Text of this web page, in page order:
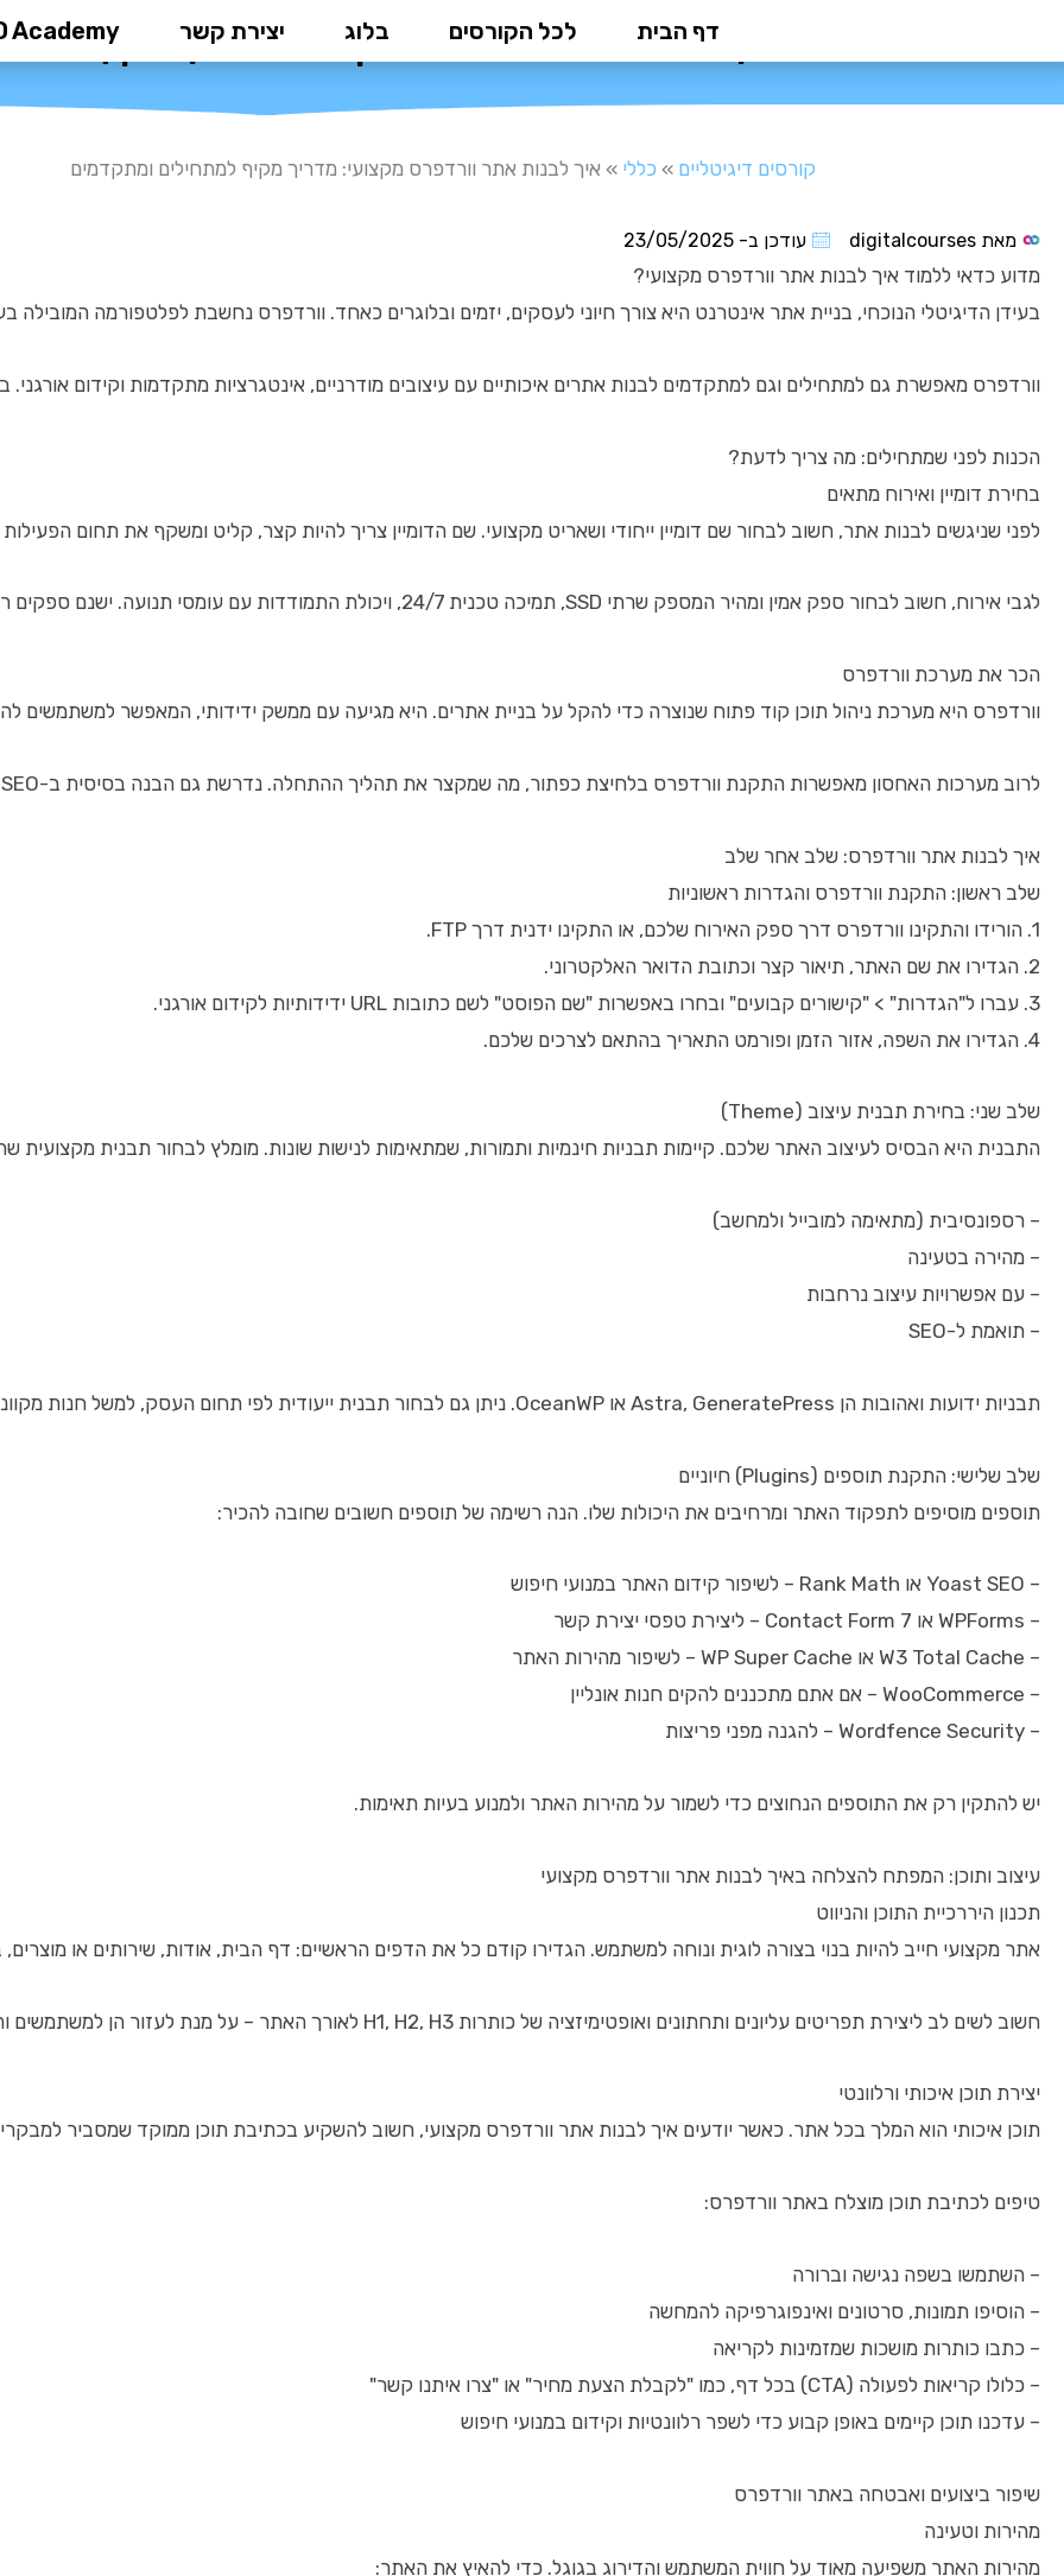
דף הבית לכל הקורסים בלוג יצירת קשר Academyאיך לבנות אתר וורדפרס מקצועי: מדריך מקיף
קורסים דיגיטליים » כללי » איך לבנות אתר וורדפרס מקצועי: מדריך מקיף למתחילים ומתקדמים
מאת עודכן ב- 23/05/2025
מדוע כדאי ללמוד איך לבנות אתר וורדפרס מקצועי?
בעידן הדיגיטלי הנוכחי, בניית אתר אינטרנט היא צורך חיוני לעסקים, יזמים ובלוגרים כאחד. וורדפרס נחשבת לפלטפורמה
וורדפרס מאפשרת גם למתחילים וגם למתקדמים לבנות אתרים איכותיים עם עיצובים מודרניים, אינטגרציות מתקדמות וקידום
הכנות לפני שמתחילים: מה צריך לדעת?
בחירת דומיין ואירוח מתאים
לפני שניגשים לבנות אתר, חשוב לבחור שם דומיין ייחודי ושאריט מקצועי. שם הדומיין צריך להיות קצר, קליט ומשקף את תחום
לגבי אירוח, חשוב לבחור ספק אמין ומהיר המספק שרתי SSD, תמיכה טכנית 24/7, ויכולת התמודדות עם עומסי תנועה. ישנם ספקים רבים בשוק כמו SiteGround, Bluehost או אירוח ישראלי עם תמיכה בעברית.
הכר את מערכת וורדפרס
וורדפרס היא מערכת ניהול תוכן קוד פתוח שנוצרה כדי להקל על בניית אתרים. היא מגיעה עם ממשק ידידותי, המאפשר למשתמשים
לרוב מערכות האחסון מאפשרות התקנת וורדפרס בלחיצת כפתור, מה שמקצר את תהליך ההתחלה. נדרשת גם הבנה בסיסית ב-SEO כדי לבנות אתר שמותאם למנועי חיפוש.
איך לבנות אתר וורדפרס: שלב אחר שלב
שלב ראשון: התקנת וורדפרס והגדרות ראשוניות
1. הורידו והתקינו וורדפרס דרך ספק האירוח שלכם, או התקינו ידנית דרך FTP.
2. הגדירו את שם האתר, תיאור קצר וכתובת הדואר האלקטרוני.
3. עברו ל"הגדרות" > "קישורים קבועים" ובחרו באפשרות "שם הפוסט" לשם כתובות URL ידידותיות לקידום אורגני.
4. הגדירו את השפה, אזור הזמן ופורמט התאריך בהתאם לצרכים שלכם.
שלב שני: בחירת תבנית עיצוב (Theme)
התבנית היא הבסיס לעיצוב האתר שלכם. קיימות תבניות חינמיות ותמורות, שמתאימות לנישות שונות. מומלץ לבחור תבנית מקצועית
– רספונסיבית (מתאימה למובייל ולמחשב)
– מהירה בטעינה
– עם אפשרויות עיצוב נרחבות
– תואמת ל-SEO
תבניות ידועות ואהובות הן Astra, GeneratePress או OceanWP. ניתן גם לבחור תבנית ייעודית לפי תחום העסק, למשל חנות מקוונת, בלוג או תיק עבודות.
שלב שלישי: התקנת תוספים (Plugins) חיוניים
תוספים מוסיפים לתפקוד האתר ומרחיבים את היכולות שלו. הנה רשימה של תוספים חשובים שחובה להכיר:
– Yoast SEO או Rank Math – לשיפור קידום האתר במנועי חיפוש
– WPForms או Contact Form 7 – ליצירת טפסי יצירת קשר
– W3 Total Cache או WP Super Cache – לשיפור מהירות האתר
– WooCommerce – אם אתם מתכננים להקים חנות אונליין
– Wordfence Security – להגנה מפני פריצות
יש להתקין רק את התוספים הנחוצים כדי לשמור על מהירות האתר ולמנוע בעיות תאימות.
עיצוב ותוכן: המפתח להצלחה באיך לבנות אתר וורדפרס מקצועי
תכנון היררכיית התוכן והניווט
אתר מקצועי חייב להיות בנוי בצורה לוגית ונוחה למשתמש. הגדירו קודם כל את הדפים הראשיים: דף הבית, אודות, שירותים או
חשוב לשים לב ליצירת תפריטים עליונים ותחתונים ואופטימיזציה של כותרות H1, H2, H3 לאורך האתר – על מנת לעזור הן למשתמשים והן למנועי החיפוש להבין את המבנה והתוכן.
יצירת תוכן איכותי ורלוונטי
תוכן איכותי הוא המלך בכל אתר. כאשר יודעים איך לבנות אתר וורדפרס מקצועי, חשוב להשקיע בכתיבת תוכן ממוקד שמסביר
טיפים לכתיבת תוכן מוצלח באתר וורדפרס:
– השתמשו בשפה נגישה וברורה
– הוסיפו תמונות, סרטונים ואינפוגרפיקה להמחשה
– כתבו כותרות מושכות שמזמינות לקריאה
– כלולו קריאות לפעולה (CTA) בכל דף, כמו "לקבלת הצעת מחיר" או "צרו איתנו קשר"
– עדכנו תוכן קיימים באופן קבוע כדי לשפר רלוונטיות וקידום במנועי חיפוש
שיפור ביצועים ואבטחה באתר וורדפרס
מהירות וטעינה
מהירות האתר משפיעה מאוד על חווית המשתמש והדירוג בגוגל. כדי להאיץ את האתר: